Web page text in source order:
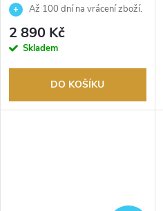
GW1027L1
Až 100 dní na vrácení zboží.
Autorizovaný prodejce.
2 890 Kč
Skladem
DO KOŠÍKU